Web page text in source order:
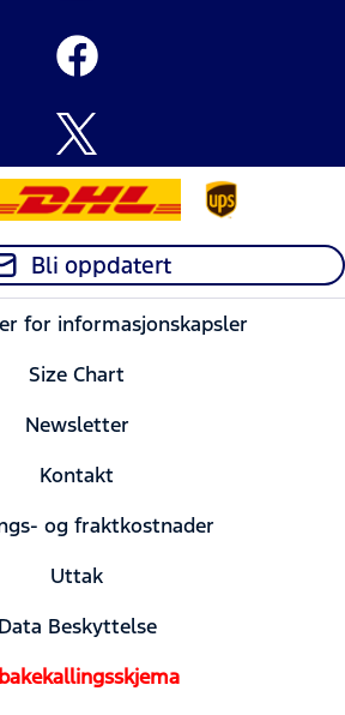
Bli oppdatert
for informasjonskapsler
Size Chart
Newsletter
Kontakt
og fraktkostnader
Uttak
Data Beskyttelse